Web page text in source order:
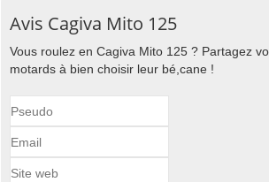
Avis Cagiva Mito 125
Vous roulez en Cagiva Mito 125 ? Partagez
motards à bien choisir leur bé,cane !